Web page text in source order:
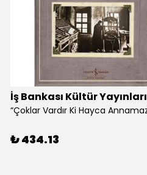
İş Bankası Kültür Yayınları
₺ 434.13